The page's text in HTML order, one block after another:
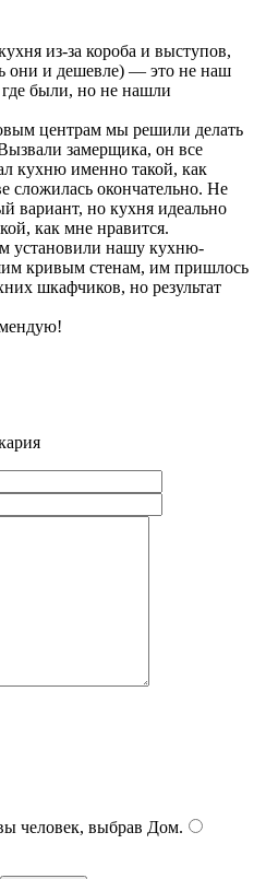
из-за короба и выступов,
они и дешевле) — это не наш
были, но не нашли
центрам мы решили делать
замерщика, он все
кухню именно такой, как
сложилась окончательно. Не
вариант, но кухня идеально
как мне нравится.
установили нашу кухню-
кривым стенам, им пришлось
шкафчиков, но результат
человек, выбрав Дом.